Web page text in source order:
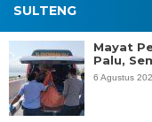
SULTENG
Mayat
Palu,
6 Agustus